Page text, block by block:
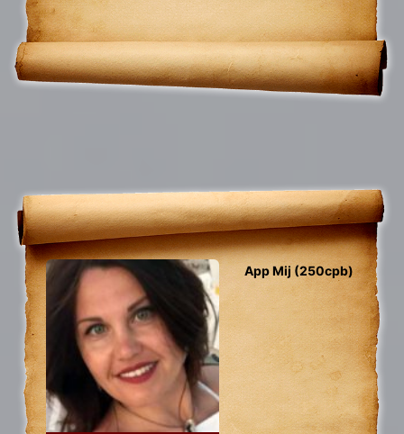
problemen en al uw overige Levensvragen.
App Mij (250cpb)